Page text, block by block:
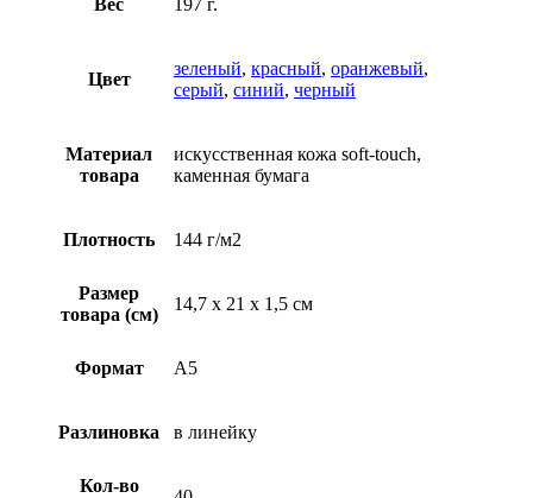
Цвет
зеленый, красный, оранжевый,
серый, синий, черный
Материал
товара
искусственная кожа soft-touch,
каменная бумага
Плотность 144 г/м2
Размер
товара (см)
14,7 х 21 х 1,5 см
Формат A5
Разлиновка в линейку
Кол-во